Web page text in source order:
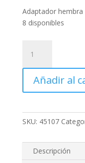
Adaptador
8 disponibles
hembra
de
cpvc
con
metálico
1/2"
Añadir al
SKU: 45107
Descripción